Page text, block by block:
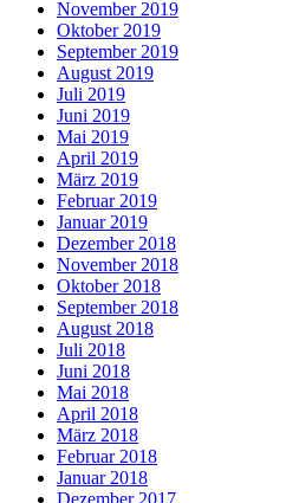
November 2019
Oktober 2019
September 2019
August 2019
Juli 2019
Juni 2019
Mai 2019
April 2019
März 2019
Februar 2019
Januar 2019
Dezember 2018
November 2018
Oktober 2018
September 2018
August 2018
Juli 2018
Juni 2018
Mai 2018
April 2018
März 2018
Februar 2018
Januar 2018